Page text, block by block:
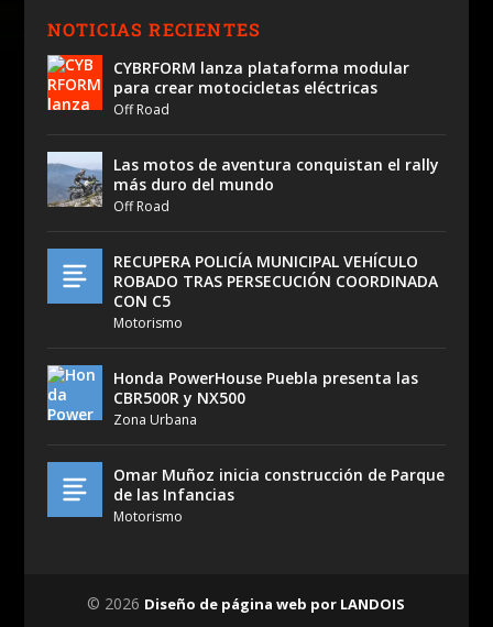
NOTICIAS RECIENTES
CYBRFORM lanza plataforma modular
para crear motocicletas eléctricas
Off Road
Las motos de aventura conquistan el rally
más duro del mundo
Off Road
RECUPERA POLICÍA MUNICIPAL VEHÍCULO
ROBADO TRAS PERSECUCIÓN COORDINADA
CON C5
Motorismo
Honda PowerHouse Puebla presenta las
CBR500R y NX500
Zona Urbana
Omar Muñoz inicia construcción de Parque
de las Infancias
Motorismo
© 2026 Diseño de página web por LANDOIS